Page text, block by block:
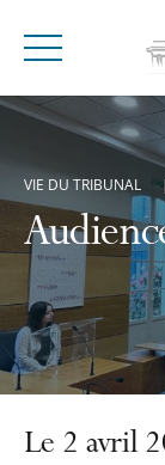
Menu
VIE DU TRIBUNAL
Le 2 avril